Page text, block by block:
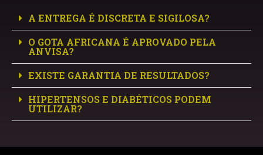
A ENTREGA É DISCRETA E SIGILOSA?
O GOTA AFRICANA É APROVADO PELA
ANVISA?
EXISTE GARANTIA DE RESULTADOS?
HIPERTENSOS E DIABÉTICOS PODEM
UTILIZAR?